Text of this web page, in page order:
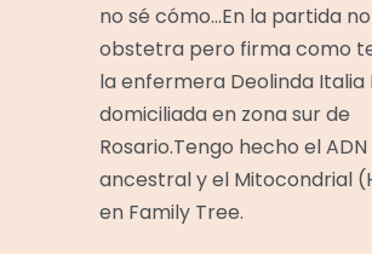
no sé cómo…En la partida
obstetra pero firma como
la enfermera Deolinda Italia
domiciliada en zona sur de
Rosario.Tengo hecho el ADN
ancestral y el Mitocondrial
en Family Tree.